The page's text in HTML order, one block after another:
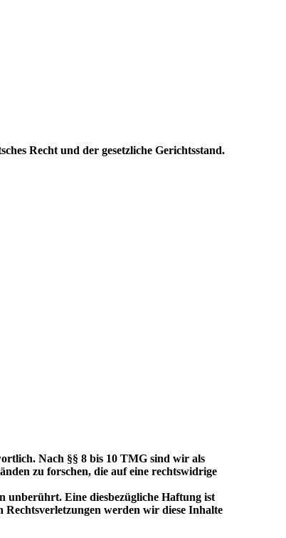
Recht und der gesetzliche Gerichtsstand.
Nach §§ 8 bis 10 TMG sind wir als
zu forschen, die auf eine rechtswidrige
unberührt. Eine diesbezügliche Haftung ist
werden wir diese Inhalte